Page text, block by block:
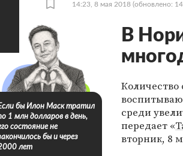
14:23, 8 мая 2018 (обновлено:
В
Количество
среди
передает «
вторник, 8
бы Илон Маск тратил
1 млн долларов в день,
состояние не
бы и через
лет